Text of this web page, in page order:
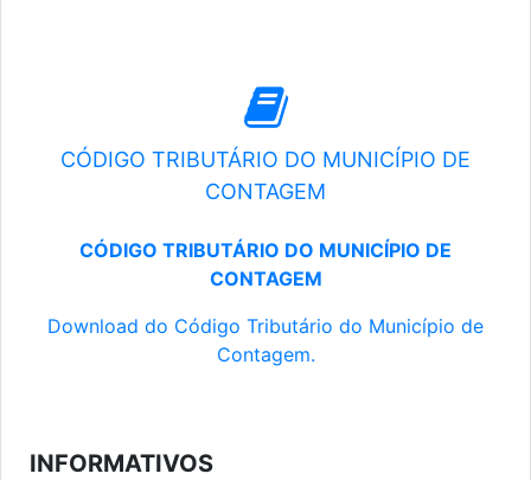
CÓDIGO TRIBUTÁRIO DO MUNICÍPIO DE
CONTAGEM
CÓDIGO TRIBUTÁRIO DO MUNICÍPIO DE
CONTAGEM
Download do Código Tributário do Município de
Contagem.
INFORMATIVOS